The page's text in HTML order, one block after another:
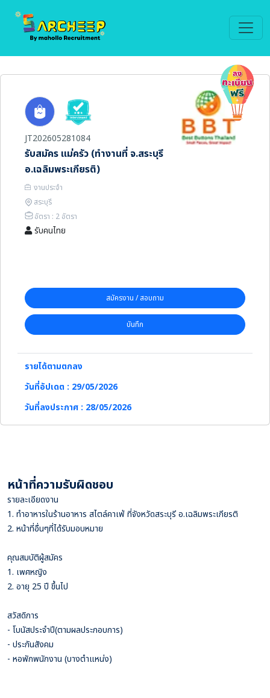
JT202605281084
รับสมัคร แม่ครัว (ทำงานที่ จ.สระบุรี
อ.เฉลิมพระเกียรติ)
งานประจำ
สระบุรี
อัตรา : 2 อัตรา
รับคนไทย
สมัครงาน / สอบถาม
บันทึก
รายได้ตามตกลง
วันที่อัปเดต : 29/05/2026
วันที่ลงประกาศ : 28/05/2026
หน้าที่ความรับผิดชอบ
รายละเอียดงาน
1. ทำอาหารในร้านอาหาร สไตล์คาเฟ่ ที่จังหวัดสระบุรี อ.เฉลิมพระเกียรติ
2. หน้าที่อื่นๆที่ได้รับมอบหมาย
คุณสมบัติผู้สมัคร
1. เพศหญิง
2. อายุ 25 ปี ขึ้นไป
สวัสดิการ
- โบนัสประจำปี(ตามผลประกอบการ)
- ประกันสังคม
- หอพักพนักงาน (บางตำแหน่ง)